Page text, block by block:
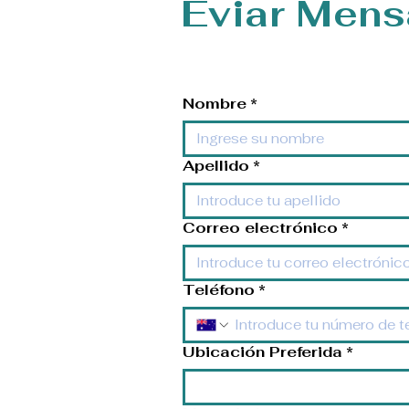
Eviar
Nombre *
Apellido *
Correo electrónico *
Teléfono *
Ubicación Preferida *